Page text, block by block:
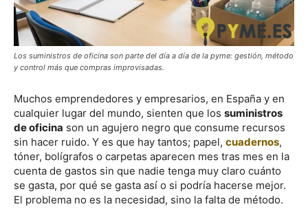
Los suministros de oficina son parte del día a día de la pyme: gestión, método
y control más que compras improvisadas.
Muchos emprendedores y empresarios, en España y en
cualquier lugar del mundo, sienten que los suministros
de oficina son un agujero negro que consume recursos
sin hacer ruido. Y es que hay tantos; papel, cuadernos,
tóner, bolígrafos o carpetas aparecen mes tras mes en la
cuenta de gastos sin que nadie tenga muy claro cuánto
se gasta, por qué se gasta así o si podría hacerse mejor.
El problema no es la necesidad, sino la falta de método.